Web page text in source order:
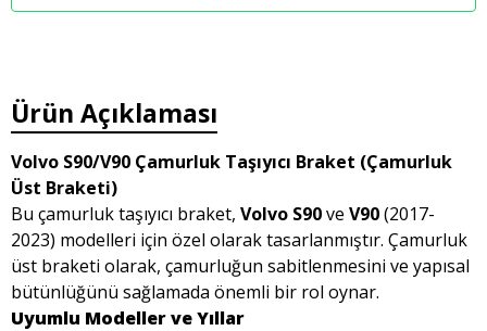
Ürün Açıklaması
Volvo S90/V90 Çamurluk Taşıyıcı Braket (Çamurluk
Üst Braketi)
Bu çamurluk taşıyıcı braket, Volvo S90ve V90(2017-
2023) modelleri için özel olarak tasarlanmıştır. Çamurluk
üst braketi olarak, çamurluğun sabitlenmesini ve yapısal
bütünlüğünü sağlamada önemli bir rol oynar.
Uyumlu Modeller ve Yıllar